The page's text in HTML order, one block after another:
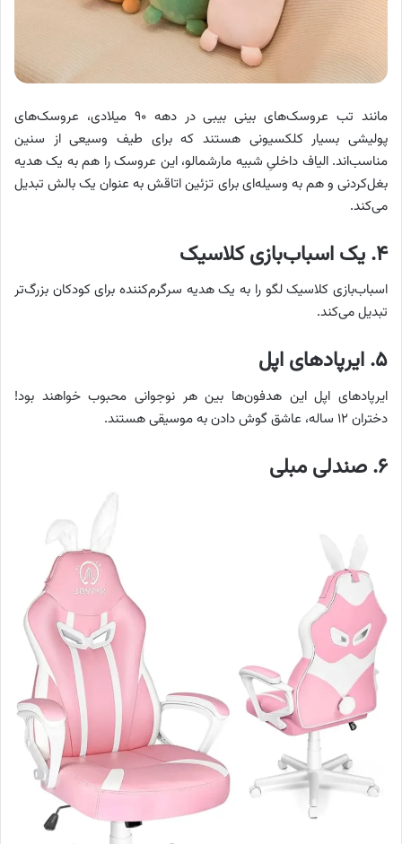
مانند تب عروسک‌های بینی بیبی در دهه ۹۰ میلادی، عروسک‌های
پولیشی بسیار کلکسیونی هستند که برای طیف وسیعی از سنین
مناسب‌اند. الیاف داخلیِ شبیه مارشمالو، این عروسک را هم به یک هدیه
بغل‌کردنی و هم به وسیله‌ای برای تزئین اتاقش به عنوان یک بالش تبدیل
می‌کند.
۴. یک اسباب‌بازی کلاسیک
اسباب‌بازی کلاسیک لگو را به یک هدیه سرگرم‌کننده برای کودکان بزرگ‌تر
تبدیل می‌کند.
۵. ایرپادهای اپل
ایرپادهای اپل این هدفون‌ها بین هر نوجوانی محبوب خواهند بود!
دختران ۱۲ ساله، عاشق گوش دادن به موسیقی هستند.
۶. صندلی مبلی